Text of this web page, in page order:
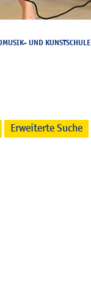
UND KUNSTSCHULE
Erweiterte Suche